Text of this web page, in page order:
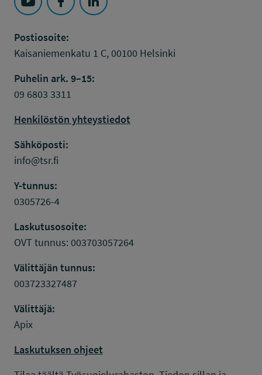
Seuraa Työsuojelurahasto kohteessa: YouTube
Seuraa Työsuojelurahasto kohteessa:
Seuraa Työsuojelurahasto kohteessa:
Postiosoite:
Kaisaniemenkatu 1 C, 00100 Helsinki
Puhelin ark. 9–15:
09 6803 3311
Henkilöstön yhteystiedot
Sähköposti:
info@tsr.fi
Y-tunnus:
0305726-4
Laskutusosoite:
OVT tunnus: 003703057264
Välittäjän tunnus:
003723327487
Välittäjä:
Apix
Laskutuksen ohjeet